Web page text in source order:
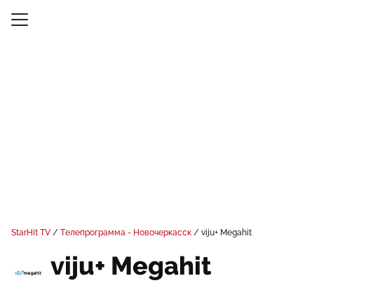
StarHit TV Телепрограмма - Новочеркасск viju+ Megahit
viju+ Megahit